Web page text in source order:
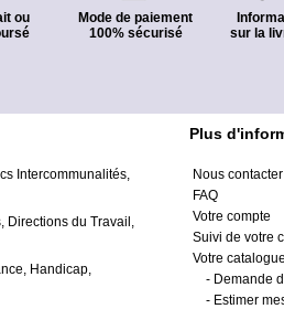
ou
Mode de paiement
100% sécurisé
sur la
Intercommunalités,
Directions du Travail,
Handicap,
Plus
Nous contacter
FAQ
Votre compte
Suivi de votre
Votre
- Demande
- Estimer